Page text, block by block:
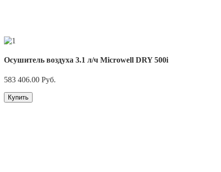
Осушитель воздуха 3.1 л/ч Microwell DRY 500i
583 406.00 Руб.
Купить